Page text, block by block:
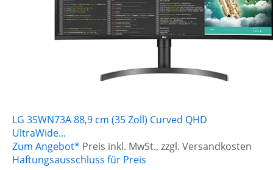
LG 35WN73A 88,9 cm (35 Zoll) Curved QHD
UltraWide...
Zum Angebot* Preis inkl. MwSt., zzgl. Versandkosten
Haftungsausschluss für Preis